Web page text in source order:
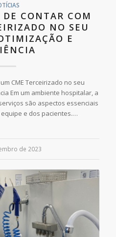
CONTAR COM
NO SEU
E
CME Terceirizado no seu
Em um ambiente hospitalar, a
são aspectos essenciais
e dos pacientes.…
de 2023